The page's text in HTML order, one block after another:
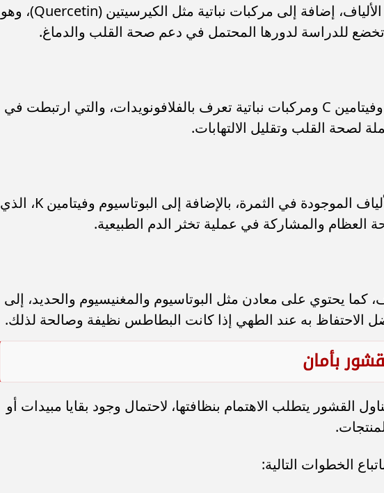
يحتوي على نسبة كبيرة من الألياف، إضافة إلى مركبات نباتية مثل الكيرسيتين (Quercetin)، وهو
للدراسة لدورها المحتمل في دعم صحة القلب والدماغ.
تتميز باحتوائها على الألياف وفيتامين C ومركبات نباتية تعرف بالفلافونويدات، والتي ارتبطت في
لصحة القلب وتقليل الالتهابات.
يحتوي على جزء كبير من الألياف الموجودة في الثمرة، بالإضافة إلى البوتاسيوم وفيتامين K، الذي
والمشاركة في عملية تخثر الدم الطبيعية.
كما يحتوي على معادن مثل البوتاسيوم والمغنيسيوم والحديد، إلى
بأمان
القشور يتطلب الاهتمام بنظافتها، لاحتمال وجود بقايا مبيدات أو
الخطوات التالية: